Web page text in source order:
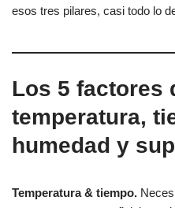
esos tres pilares, casi todo lo
Los 5 factores
temperatura,
humedad y
Temperatura & tiempo.